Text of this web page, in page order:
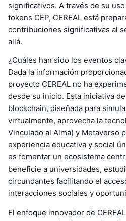
significativos. A través de su
tokens CEP, CEREAL está
contribuciones significativas al
allá.
¿Cuáles han sido los eventos
Dada la información
proyecto CEREAL no ha
desde su inicio. Esta iniciativa
blockchain, diseñada para
virtualmente, aprovecha la
Vinculado al Alma) y Metaverso
experiencia educativa y social
es fomentar un ecosistema
beneficie a universidades,
circundantes facilitando el
interacciones sociales y
El enfoque innovador de